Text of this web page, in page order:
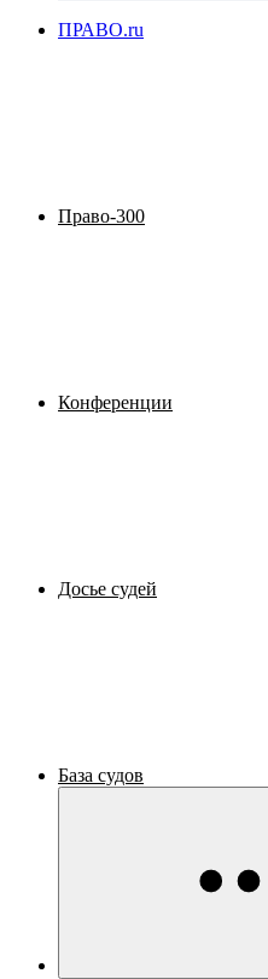
ПРАВО.ru
Право-300
Конференции
Досье судей
База судов